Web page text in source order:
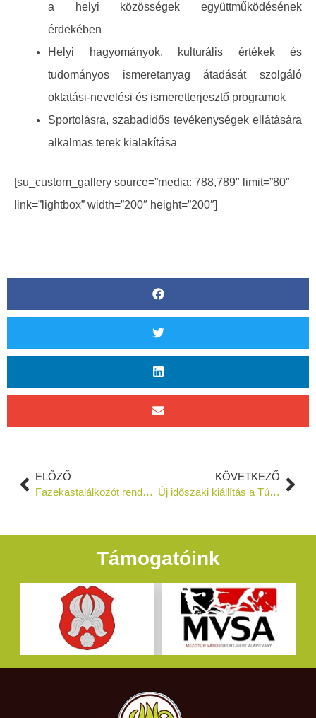
a helyi közösségek együttműködésének
érdekében
Helyi hagyományok, kulturális értékek és
tudományos ismeretanyag átadását szolgáló
oktatási-nevelési és ismeretterjesztő programok
Sportolásra, szabadidős tevékenységek ellátására
alkalmas terek kialakítása
[su_custom_gallery source=”media: 788,789″ limit=”80″
link=”lightbox” width=”200″ height=”200″]
ELŐZŐ
Fazekastalálkozót rendeznek a hétvégén Mezőtúron
KÖVETKEZŐ
Új időszaki kiállítás a Túri Fazekas Múzeumban – Szalma, szőnyeg és gyöngy
Támogatóink